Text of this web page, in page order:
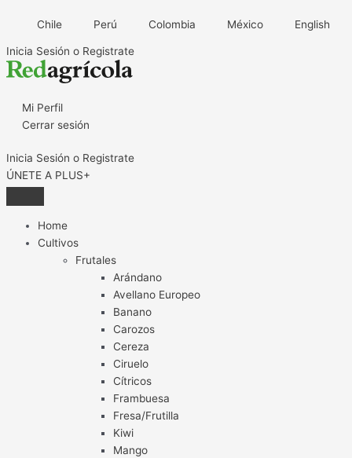
Chile Perú Colombia México English
Inicia Sesión o Registrate
Mi Perfil
Cerrar sesión
Inicia Sesión o Registrate
ÚNETE A PLUS+
Home
Cultivos
Frutales
Arándano
Avellano Europeo
Banano
Carozos
Cereza
Ciruelo
Cítricos
Frambuesa
Fresa/Frutilla
Kiwi
Mango
desde
origen:
claves
plantas
de
potencial
Cosecha
madrugada,
innovación
nuevos
cultivos
Ica
el
trabajo
que
permite
con
cerezas
China
Prieto
el
mundo
desierto
que
convirtió
desierto
en